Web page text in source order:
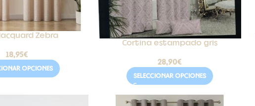
Zebra
18,95€
OPCIONES
Cortina estampado gris
28,90€
SELECCIONAR OPCIONES